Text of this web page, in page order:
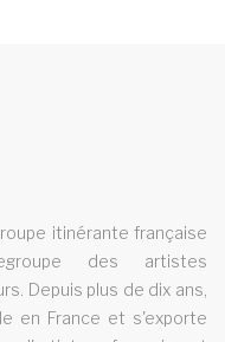
la ville de goussainville
la rÃ©gion franche
itinérante française
des artistes
Depuis plus de dix ans,
en France et s'exporte